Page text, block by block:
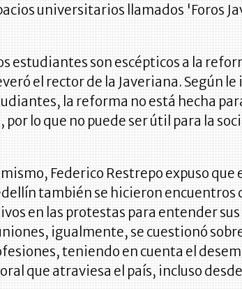
universitarios llamados 'Foros
estudiantes son escépticos a la
el rector de la Javeriana. Según
la reforma no está hecha
por lo que no puede ser útil para la
Federico Restrepo expuso que
también se hicieron encuentros
en las protestas para entender
igualmente, se cuestionó
teniendo en cuenta el
que atraviesa el país, incluso